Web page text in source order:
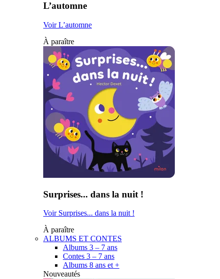
L’automne
Voir L’automne
À paraître
Surprises... dans la nuit !
Voir Surprises... dans la nuit !
À paraître
ALBUMS ET CONTES
Albums 3 – 7 ans
Contes 3 – 7 ans
Albums 8 ans et +
Nouveautés